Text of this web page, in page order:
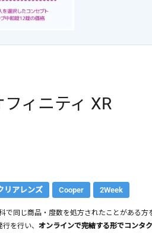
フィニティ XR
リアレンズ Cooper 2Week
で同じ商品・度数を処方されたことがある方
を行い、 オンラインで完結する形でコンタ